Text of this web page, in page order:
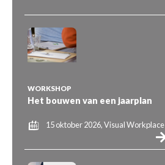
WORKSHOP
Het bouwen van een jaarplan
15 oktober 2026, Visual Workplace